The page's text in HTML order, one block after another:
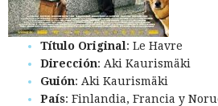
Título Original: Le Havre
Dirección: Aki Kaurismäki
Guión: Aki Kaurismäki
País: Finlandia, Francia y